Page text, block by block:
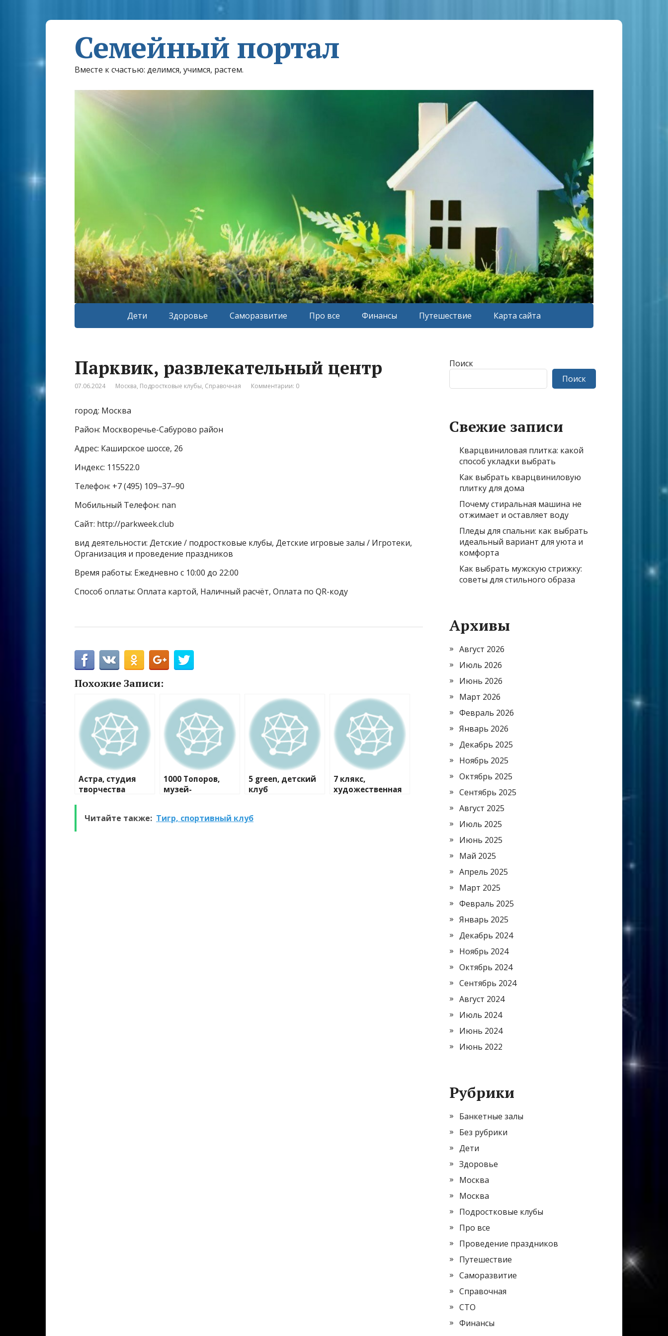
Семейный портал
Вместе к счастью: делимся, учимся, растем.
Дети Здоровье Саморазвитие Про все Финансы Путешествие Карта сайта
Парквик, развлекательный центр
07.06.2024 Москва, Подростковые клубы, Справочная Комментарии: 0
город: Москва
Район: Москворечье-Сабурово район
Адрес: Каширское шоссе, 26
Индекс: 115522.0
Телефон: +7 (495) 109‒37‒90
Мобильный Телефон: nan
Сайт: http://parkweek.club
вид деятельности: Детские / подростковые клубы, Детские игровые залы / Игротеки,
Организация и проведение праздников
Время работы: Ежедневно с 10:00 до 22:00
Способ оплаты: Оплата картой, Наличный расчёт, Оплата по QR-коду
Похожие Записи:
Астра, студия
творчества
1000 Топоров,
музей-
5 green, детский
клуб
7 клякс,
художественная
Читайте также: Тигр, спортивный клуб
Поиск
Поиск
Свежие записи
Кварцвиниловая плитка: какой
способ укладки выбрать
Как выбрать кварцвиниловую
плитку для дома
Почему стиральная машина не
отжимает и оставляет воду
Пледы для спальни: как выбрать
идеальный вариант для уюта и
комфорта
Как выбрать мужскую стрижку:
советы для стильного образа
Архивы
Август 2026
Июль 2026
Июнь 2026
Март 2026
Февраль 2026
Январь 2026
Декабрь 2025
Ноябрь 2025
Октябрь 2025
Сентябрь 2025
Август 2025
Июль 2025
Июнь 2025
Май 2025
Апрель 2025
Март 2025
Февраль 2025
Январь 2025
Декабрь 2024
Ноябрь 2024
Октябрь 2024
Сентябрь 2024
Август 2024
Июль 2024
Июнь 2024
Июнь 2022
Рубрики
Банкетные залы
Без рубрики
Дети
Здоровье
Москва
Москва
Подростковые клубы
Про все
Проведение праздников
Путешествие
Саморазвитие
Справочная
СТО
Финансы